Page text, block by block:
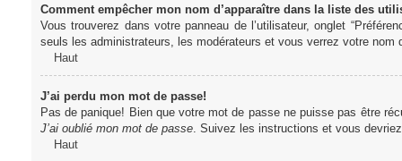
Comment empêcher mon nom d’apparaître dans la liste des
Vous trouverez dans votre panneau de l’utilisateur, onglet
seuls les administrateurs, les modérateurs et vous verrez votre
Haut
J’ai perdu mon mot de passe!
Pas de panique! Bien que votre mot de passe ne puisse pas être
J’ai oublié mon mot de passe. Suivez les instructions et vous
Haut